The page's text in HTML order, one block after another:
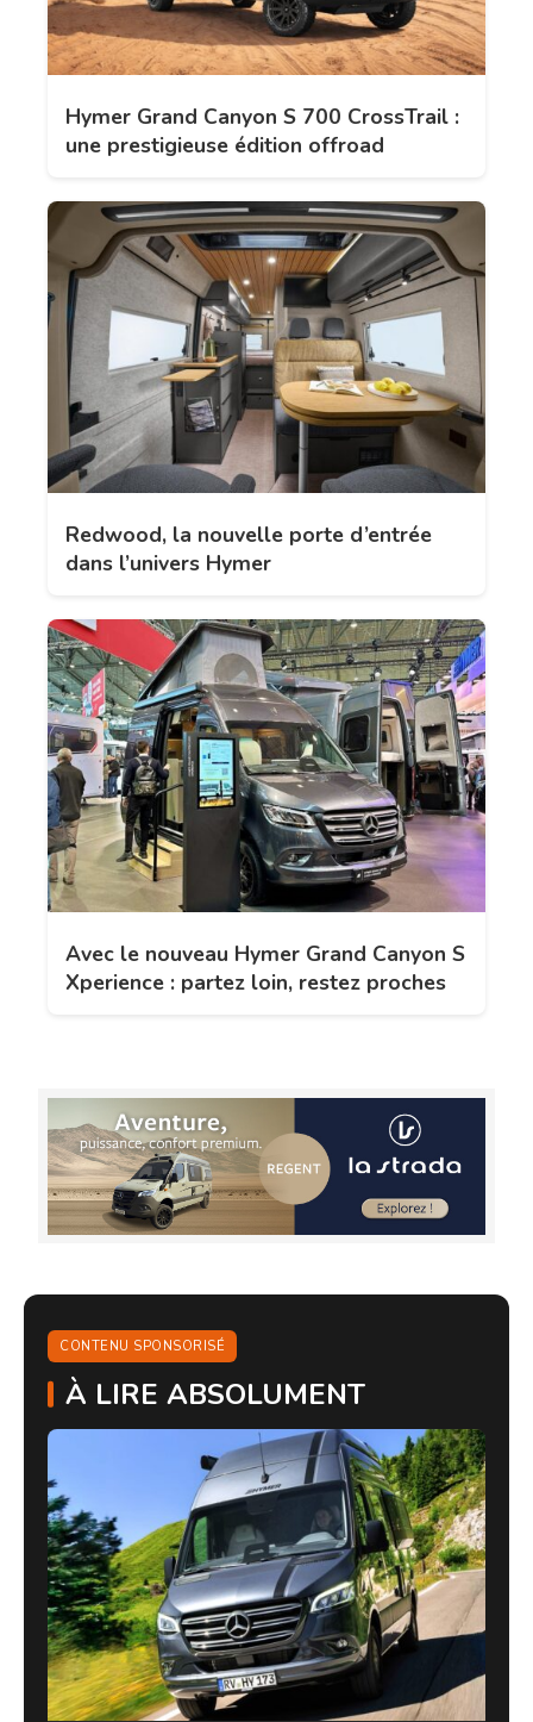
Hymer Grand Canyon S 700 CrossTrail :
une prestigieuse édition offroad
Redwood, la nouvelle porte d’entrée
dans l’univers Hymer
Avec le nouveau Hymer Grand Canyon S
Xperience : partez loin, restez proches
CONTENU SPONSORISÉ
À LIRE ABSOLUMENT